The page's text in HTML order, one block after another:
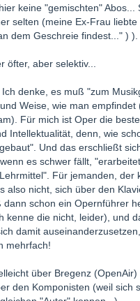
keine "gemischten" Abos...
selten (meine Ex-Frau liebte
dem Geschreie findest..." ) ).
öfter, aber selektiv...
denke, es muß "zum
Weise, wie man empfindet
Für mich ist Oper die
Intellektualität, denn, wie
Und das erschließt
es schwer fällt,
Für jemanden, der
also nicht, sich über den
dann schon ein Opernführer
kenne die nicht, leider), und
damit auseinanderzusetzen,
mehrfach!
über Bregenz (OpenAir)
den Komponisten (weil sich